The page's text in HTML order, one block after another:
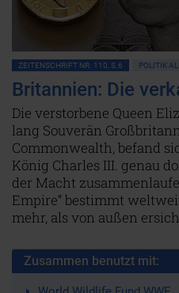
ZEITENSCHRIFT NR. 110, S.6 POLITIK
Britannien: Die
Die verstorbene Queen
lang Souverän
Commonwealth, befand
König Charles III. genau
der Macht
Empire“ bestimmt
mehr, als von außen
Zusammen benutzt mit: